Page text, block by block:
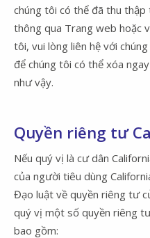
chúng tôi có thể đã thu
thông qua Trang web hoặc
tôi, vui lòng liên hệ với
để chúng tôi có thể xóa
như vậy.
Quyền riêng tư
Nếu quý vị là cư dân
của người tiêu dùng
Đạo luật về quyền riêng tư
quý vị một số quyền riêng
bao gồm: